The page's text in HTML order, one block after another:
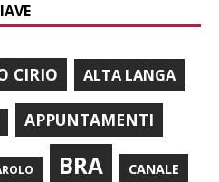
CIRIO ALTA LANGA
APPUNTAMENTI
BRA CANALE